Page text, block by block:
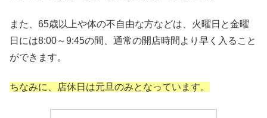
また、65歳以上や体の不自由な方などは、火曜日と金曜
日には8:00～9:45の間、通常の開店時間より早く入ること
ができます。
ちなみに、店休日は元旦のみとなっています。